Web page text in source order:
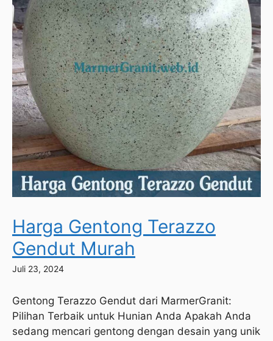
Harga Gentong Terazzo
Gendut Murah
Juli 23, 2024
Gentong Terazzo Gendut dari MarmerGranit:
Pilihan Terbaik untuk Hunian Anda Apakah Anda
sedang mencari gentong dengan desain yang unik